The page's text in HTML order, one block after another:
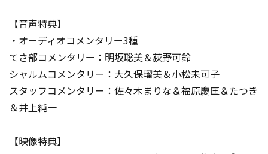
【音声特典】
・オーディオコメンタリー3種
てさ部コメンタリー：明坂聡美＆荻野可鈴
シャルムコメンタリー：大久保瑠美＆小松未可子
スタッフコメンタリー：佐々木まりな＆福原慶匡＆たつき
＆井上純一
【映像特典】